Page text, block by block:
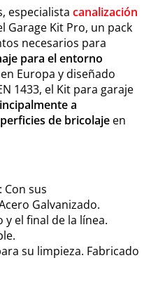
especialista canalización
Garage Kit Pro, un pack
necesarios para
para el entorno
Europa y diseñado
1433, el Kit para garaje
a
de bricolaje en
Con sus
Galvanizado.
y el final de la línea.
su limpieza. Fabricado